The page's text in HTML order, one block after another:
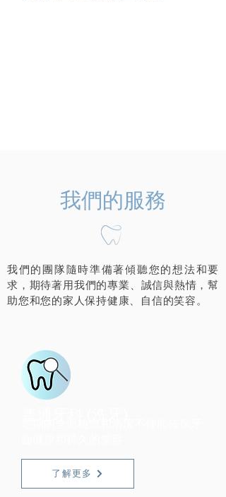
我們的服務
我們的團隊隨時準備著傾聽您的想法和要
求，期待著用我們的專業、誠信與熱情，幫
助您和您的家人保持健康、自信的笑容。
了解更多